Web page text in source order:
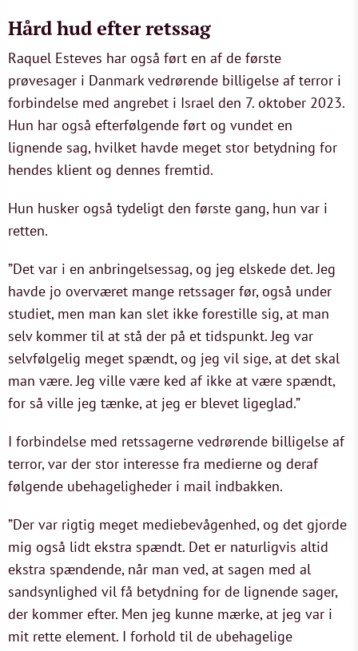
Hård hud efter retssag
Raquel Esteves har også ført en af de første
prøvesager i Danmark vedrørende billigelse af terror i
forbindelse med angrebet i Israel den 7. oktober 2023.
Hun har også efterfølgende ført og vundet en
lignende sag, hvilket havde meget stor betydning for
hendes klient og dennes fremtid.
Hun husker også tydeligt den første gang, hun var i
retten.
”Det var i en anbringelsessag, og jeg elskede det. Jeg
havde jo overværet mange retssager før, også under
studiet, men man kan slet ikke forestille sig, at man
selv kommer til at stå der på et tidspunkt. Jeg var
selvfølgelig meget spændt, og jeg vil sige, at det skal
man være. Jeg ville være ked af ikke at være spændt,
for så ville jeg tænke, at jeg er blevet ligeglad.”
I forbindelse med retssagerne vedrørende billigelse af
terror, var der stor interesse fra medierne og deraf
følgende ubehageligheder i mail indbakken.
”Der var rigtig meget mediebevågenhed, og det gjorde
mig også lidt ekstra spændt. Det er naturligvis altid
ekstra spændende, når man ved, at sagen med al
sandsynlighed vil få betydning for de lignende sager,
der kommer efter. Men jeg kunne mærke, at jeg var i
mit rette element. I forhold til de ubehagelige